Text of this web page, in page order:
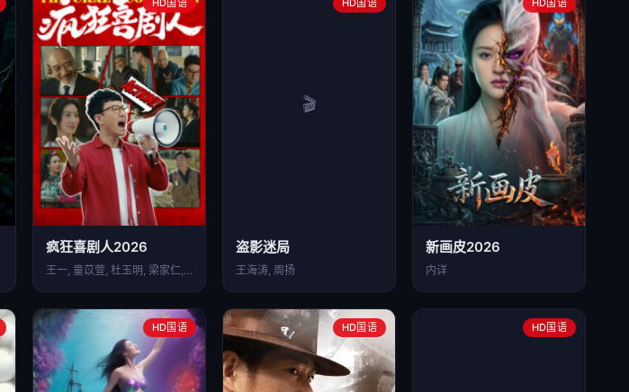
HD国语
疯狂喜剧人2026
王一, 童苡萱, 杜玉明, 梁家仁, 徐少强, 闪嘉晨,…
HD国语
盗影迷局
王海涛, 周扬
HD国语
新画皮2026
内详
HD国语 HD国语 HD国语